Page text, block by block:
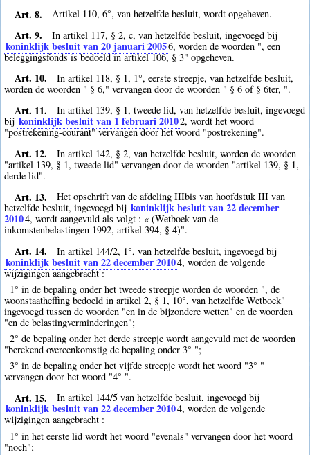
Art. 8. Artikel 110, 6°, van hetzelfde besluit, wordt opgeheven.
Art. 9. In artikel 117, § 2, c, van hetzelfde besluit, ingevoegd bij
koninklijk besluit van 20 januari 20056, worden de woorden ", een
beleggingsfonds is bedoeld in artikel 106, § 3" opgeheven.
Art. 10.
In artikel 118, § 1, 1°, eerste streepje, van hetzelfde besluit,
worden de woorden " § 6," vervangen door de woorden " § 6 of § 6ter, ".
Art. 11.
In artikel 139, § 1, tweede lid, van hetzelfde besluit, ingevoegd
bij koninklijk besluit van 1 februari 20102, wordt het woord
"postrekening-courant" vervangen door het woord "postrekening".
Art. 12.
In artikel 142, § 2, van hetzelfde besluit, worden de woorden
"artikel 139, § 1, tweede lid" vervangen door de woorden "artikel 139, § 1,
derde lid".
Art. 13.
Het opschrift van de afdeling IIIbis van hoofdstuk III van
hetzelfde besluit, ingevoegd bij koninklijk besluit van 22 december
20104, wordt aangevuld als volgt : « (Wetboek van de
inkomstenbelastingen 1992, artikel 394, § 4)".
Art. 14. In artikel 144/2, 1°, van hetzelfde besluit, ingevoegd bij
koninklijk besluit van 22 december 20104, worden de volgende
wijzigingen aangebracht :
1° in de bepaling onder het tweede streepje worden de woorden ", de
woonstaatheffing bedoeld in artikel 2, § 1, 10°, van hetzelfde Wetboek"
ingevoegd tussen de woorden "en in de bijzondere wetten" en de woorden
"en de belastingverminderingen";
2° de bepaling onder het derde streepje wordt aangevuld met de woorden
"berekend overeenkomstig de bepaling onder 3° ";
3° in de bepaling onder het vijfde streepje wordt het woord "3° "
vervangen door het woord "4° ".
Art. 15. In artikel 144/5 van hetzelfde besluit, ingevoegd bij
koninklijk besluit van 22 december 20104, worden de volgende
wijzigingen aangebracht :
1° in het eerste lid wordt het woord "evenals" vervangen door het woord
"noch";